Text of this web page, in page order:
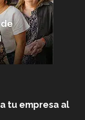
tu empresa al